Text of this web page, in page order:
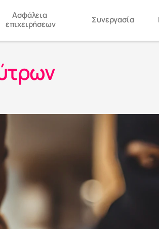
Ασφάλεια
επιχειρήσεων
Συνεργασία